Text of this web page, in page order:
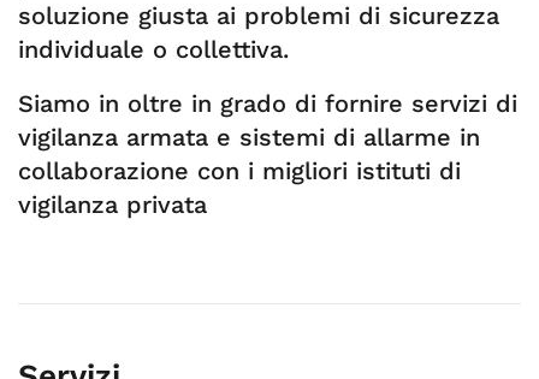
soluzione giusta ai problemi di sicurezza
individuale o collettiva.
Siamo in oltre in grado di fornire servizi di
vigilanza armata e sistemi di allarme in
collaborazione con i migliori istituti di
vigilanza privata